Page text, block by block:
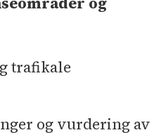
trafikale
og vurdering av